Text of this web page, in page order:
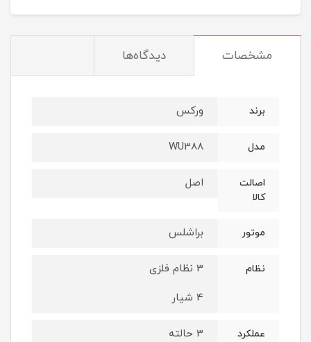
مشخصات دیدگاه‌ها
برند ورکس
مدل WU388
اصالت
کالا
اصل
موتور براشلس
نظام
3 نظام فلزی
4 شیار
عملکرد
3 حالته